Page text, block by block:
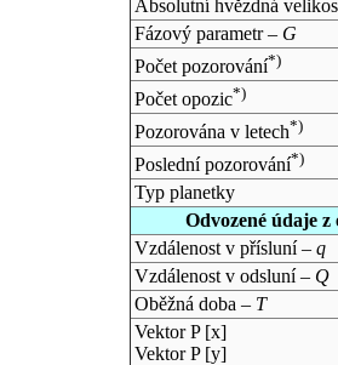
Absolutní hvězdná
Fázový parametr – G
Počet pozorování*)
Počet opozic*)
Pozorována v letech*)
Poslední pozorování*)
Typ planetky
Odvozené údaje
Vzdálenost v přísluní – q
Vzdálenost v odsluní – Q
Oběžná doba – T
Vektor P [x]
Vektor P [y]